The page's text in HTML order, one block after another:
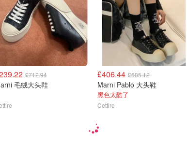
£712.94
毛绒大头鞋
£406.44 £605.12
Marni Pablo 大头鞋
黑色太酷了
Cettire